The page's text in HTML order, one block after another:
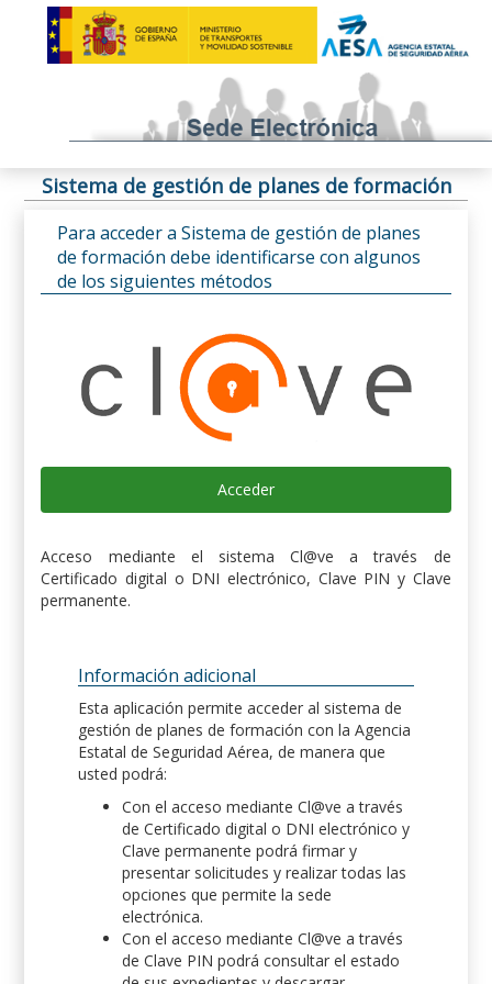
Sistema de gestión de planes de formación
Para acceder a Sistema de gestión de planes
de formación debe identificarse con algunos
de los siguientes métodos
Acceder
Acceso mediante el sistema Cl@ve a través de
Certificado digital o DNI electrónico, Clave PIN y Clave
permanente.
Información adicional
Esta aplicación permite acceder al sistema de
gestión de planes de formación con la Agencia
Estatal de Seguridad Aérea, de manera que
usted podrá:
Con el acceso mediante Cl@ve a través
de Certificado digital o DNI electrónico y
Clave permanente podrá firmar y
presentar solicitudes y realizar todas las
opciones que permite la sede
electrónica.
Con el acceso mediante Cl@ve a través
de Clave PIN podrá consultar el estado